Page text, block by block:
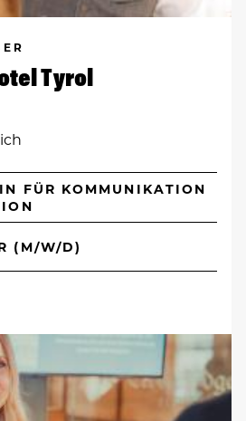
Tyrol
FÜR KOMMUNIKATION
(M/W/D)